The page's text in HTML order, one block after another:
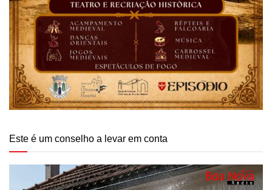
Este é um conselho a levar em conta